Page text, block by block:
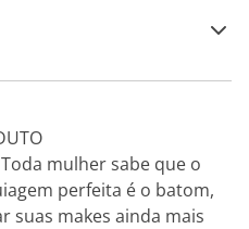
mulher sabe que o
perfeita é o batom,
suas makes ainda mais